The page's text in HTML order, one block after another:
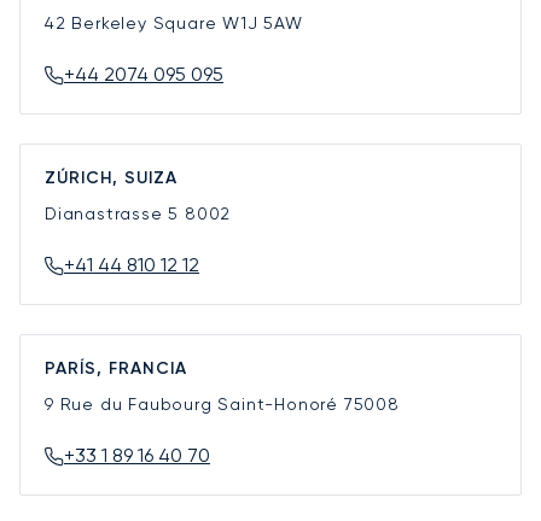
42 Berkeley SquareW1J 5AW
+44 2074 095 095
ZÚRICH, SUIZA
Dianastrasse 5 8002
+41 44 810 12 12
PARÍS, FRANCIA
9 Rue du Faubourg Saint-Honoré 75008
+33 1 89 16 40 70